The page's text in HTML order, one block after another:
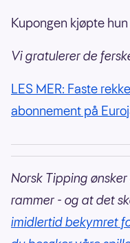
Kupongen kjøpte
Vi gratulerer de
LES MER: Faste
abonnement på
Norsk Tipping
rammer - og at det
imidlertid bekymret